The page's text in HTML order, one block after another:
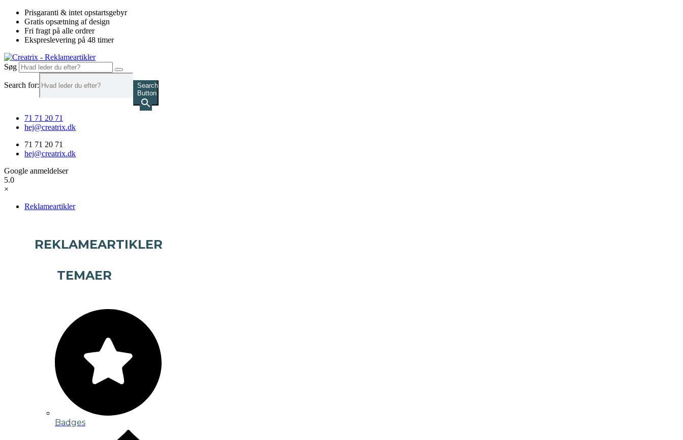
Videre
indhold
Prisgaranti & intet opstartsgebyr
Gratis opsætning af design
Fri fragt på alle ordrer
Ekspreslevering på 48 timer
Søg
Search for:
Search
Button
71 71 20 71
hej@creatrix.dk
71 71 20 71
hej@creatrix.dk
Google anmeldelser
5.0
×
Reklameartikler
REKLAMEARTIKLER
TEMAER
Badges